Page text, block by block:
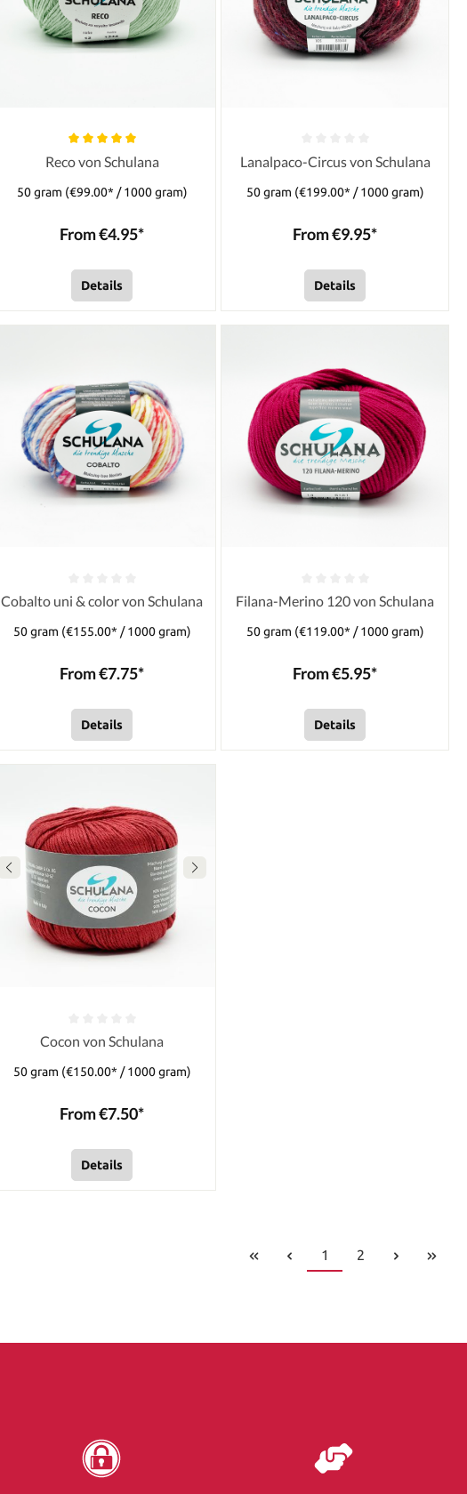
Reco von Schulana
50 gram (€99.00* / 1000 gram)
From €4.95*
Details
Lanalpaco-Circus von Schulana
50 gram (€199.00* / 1000 gram)
From €9.95*
Details
Cobalto uni & color von Schulana
50 gram (€155.00* / 1000 gram)
From €7.75*
Details
Filana-Merino 120 von Schulana
50 gram (€119.00* / 1000 gram)
From €5.95*
Details
Cocon von Schulana
50 gram (€150.00* / 1000 gram)
From €7.50*
Details
1 2